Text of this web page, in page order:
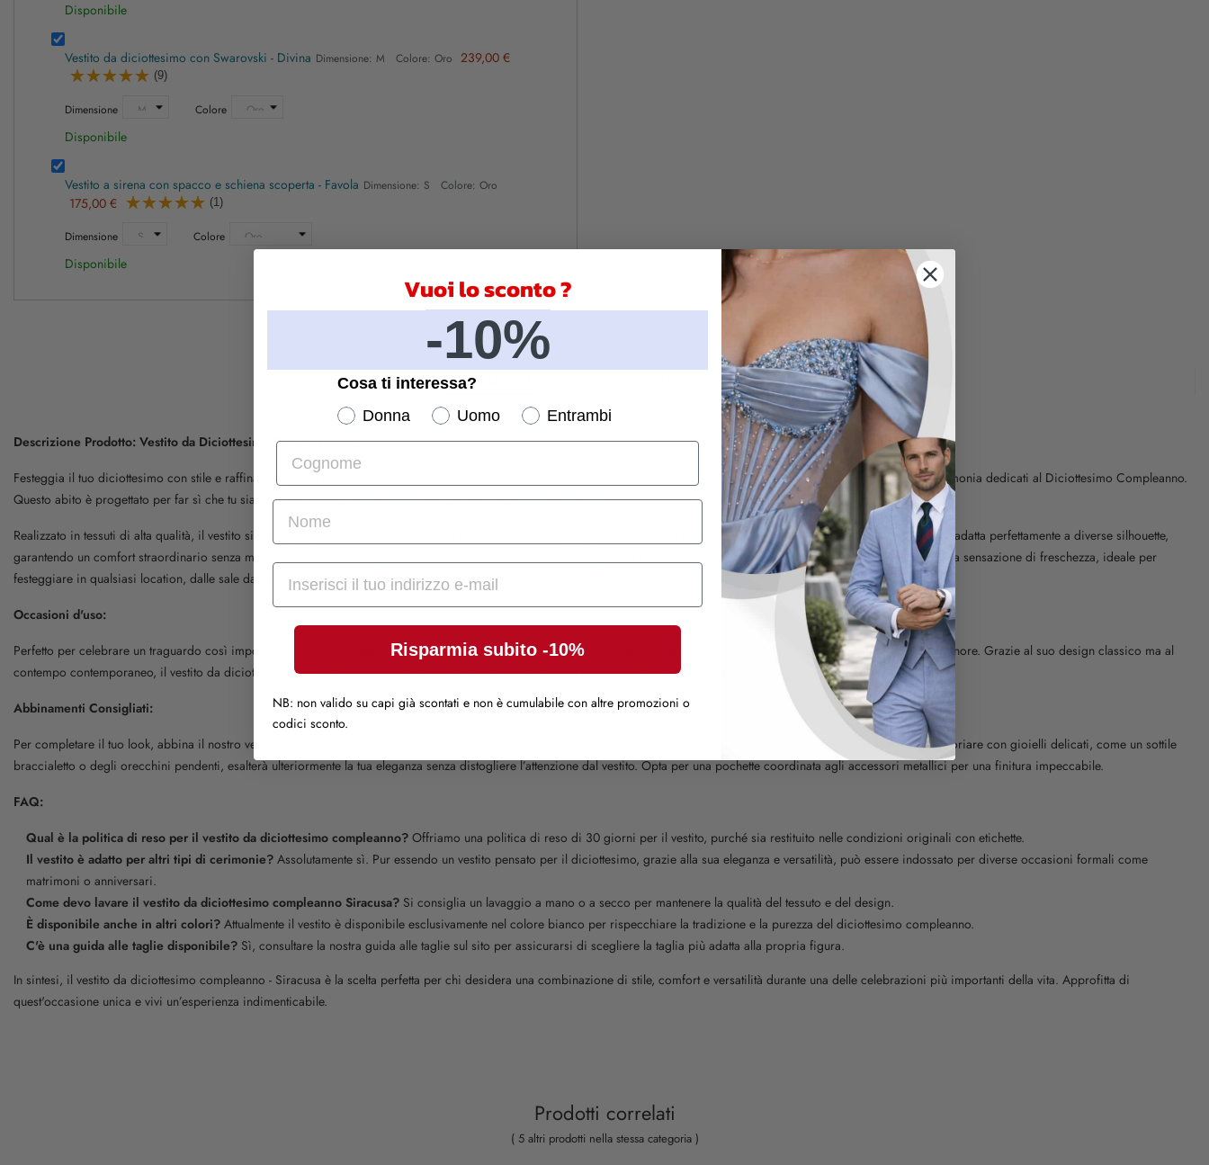
Disponibile
Vestito da diciottesimo con Swarovski - Divina Dimensione: M Colore: Oro 239,00 €
(9)
Dimensione Colore
Disponibile
Vestito a sirena con spacco e schiena scoperta - Favola Dimensione: S Colore: Oro
175,00 € (1)
Dimensione Colore
Disponibile
DESCRIZIONE DETTAGLI DEL PRODOTTO
Descrizione Prodotto: Vestito da Diciottesimo Compleanno - Siracusa
Festeggia il tuo diciottesimo con stile e raffinatezza con il nostro elegante Vestito da Diciottesimo Compleanno - Siracusa, parte della nostra esclusiva categoria di Abiti da Cerimonia dedicati al Diciottesimo Compleanno.
Questo abito è progettato per far sì che tu sia al centro dell'attenzione in uno dei giorni più speciali della tua vita.
Realizzato in tessuti di alta qualità, il vestito si distingue per il suo sofisticato colore bianco che simboleggia purezza e nuove esperienze. Disponibile nelle taglie S, M, L e XL, si adatta perfettamente a diverse silhouette,
garantendo un comfort straordinario senza mai compromettere l'eleganza. La sua linea scivolata accentua la figura in modo seducente, mentre il delicato tessuto offre una leggera sensazione di freschezza, ideale per
festeggiare in qualsiasi location, dalle sale da ballo più eleganti ai ricevimenti all'aperto sotto le stelle.
Occasioni d'uso:
Perfetto per celebrare un traguardo così importante come il diciottesimo compleanno, questo vestito è ideale per feste di gala, cene formali o eventi speciali organizzati in tuo onore. Grazie al suo design classico ma al
contempo contemporaneo, il vestito da diciottesimo compleanno Siracusa rappresenta una scelta versatile che si adatta sia a celebrazioni pomeridiane che serali.
Abbinamenti Consigliati:
Per completare il tuo look, abbina il nostro vestito da diciottesimo compleanno a un paio di sandali con tacco alto argentati o dorati per un effetto glamour e scintillante. Accessoriare con gioielli delicati, come un sottile
braccialetto o degli orecchini pendenti, esalterà ulteriormente la tua eleganza senza distogliere l’attenzione dal vestito. Opta per una pochette coordinata agli accessori metallici per una finitura impeccabile.
FAQ:
Qual è la politica di reso per il vestito da diciottesimo compleanno? Offriamo una politica di reso di 30 giorni per il vestito, purché sia restituito nelle condizioni originali con etichette.
Il vestito è adatto per altri tipi di cerimonie? Assolutamente sì. Pur essendo un vestito pensato per il diciottesimo, grazie alla sua eleganza e versatilità, può essere indossato per diverse occasioni formali come
matrimoni o anniversari.
Come devo lavare il vestito da diciottesimo compleanno Siracusa? Si consiglia un lavaggio a mano o a secco per mantenere la qualità del tessuto e del design.
È disponibile anche in altri colori? Attualmente il vestito è disponibile esclusivamente nel colore bianco per rispecchiare la tradizione e la purezza del diciottesimo compleanno.
C'è una guida alle taglie disponibile? Sì, consultare la nostra guida alle taglie sul sito per assicurarsi di scegliere la taglia più adatta alla propria figura.
In sintesi, il vestito da diciottesimo compleanno - Siracusa è la scelta perfetta per chi desidera una combinazione di stile, comfort e versatilità durante una delle celebrazioni più importanti della vita. Approfitta di
quest'occasione unica e vivi un’esperienza indimenticabile.
Prodotti correlati
( 5 altri prodotti nella stessa categoria )
Vuoi lo sconto ?
-10%
Cosa ti interessa?
Donna
Uomo
Entrambi
Cognome
nome
Mail
Risparmia subito -10%
NB: non valido su capi già scontati e non è cumulabile con altre promozioni o
codici sconto.